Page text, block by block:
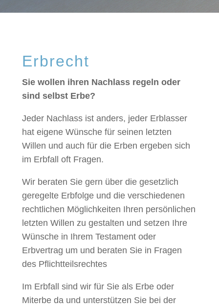
Erbrecht
Sie wollen ihren Nachlass regeln oder
sind selbst Erbe?
Jeder Nachlass ist anders, jeder Erblasser
hat eigene Wünsche für seinen letzten
Willen und auch für die Erben ergeben sich
im Erbfall oft Fragen.
Wir beraten Sie gern über die gesetzlich
geregelte Erbfolge und die verschiedenen
rechtlichen Möglichkeiten Ihren persönlichen
letzten Willen zu gestalten und setzen Ihre
Wünsche in Ihrem Testament oder
Erbvertrag um und beraten Sie in Fragen
des Pflichtteilsrechtes
Im Erbfall sind wir für Sie als Erbe oder
Miterbe da und unterstützen Sie bei der